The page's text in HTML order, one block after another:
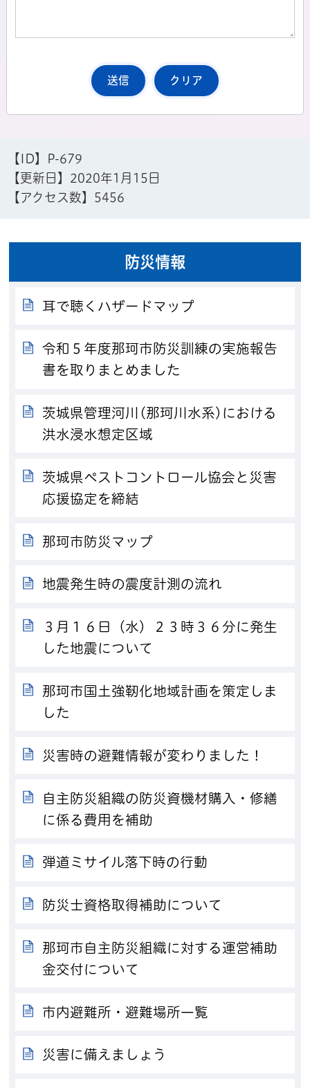
【ID】
P-679
【更新日】 2020年1月15日
【アクセス数】
5456
防災情報
耳で聴くハザードマップ
令和５年度那珂市防災訓練の実施報告
書を取りまとめました
茨城県管理河川(那珂川水系)における
洪水浸水想定区域
茨城県ペストコントロール協会と災害
応援協定を締結
那珂市防災マップ
地震発生時の震度計測の流れ
３月１６日（水）２３時３６分に発生
した地震について
那珂市国土強靭化地域計画を策定しま
した
災害時の避難情報が変わりました！
自主防災組織の防災資機材購入・修繕
に係る費用を補助
弾道ミサイル落下時の行動
防災士資格取得補助について
那珂市自主防災組織に対する運営補助
金交付について
市内避難所・避難場所一覧
災害に備えましょう